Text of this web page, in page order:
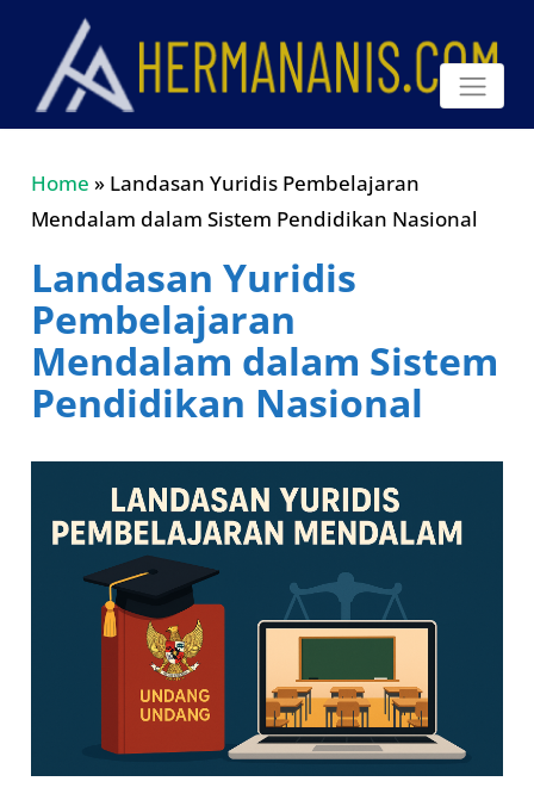
Home » Landasan Yuridis Pembelajaran
Mendalam dalam Sistem Pendidikan Nasional
Landasan Yuridis
Pembelajaran
Mendalam dalam Sistem
Pendidikan Nasional